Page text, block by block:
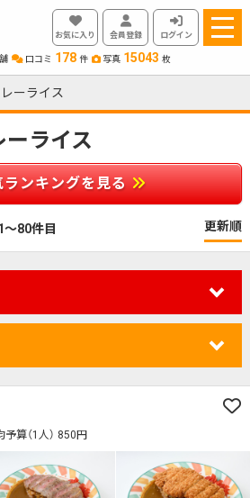
お気に入り 会員登録 ログイン
口コミ 178 件 写真 15043 枚
ーライス
ーライス
ランキングを見る
～80件目 更新順
ジャンルを絞り込む
ランチあり 夜10時以降も営業
ジャンルを絞り込む
駅から徒歩5分以内
予算（1人） 850円